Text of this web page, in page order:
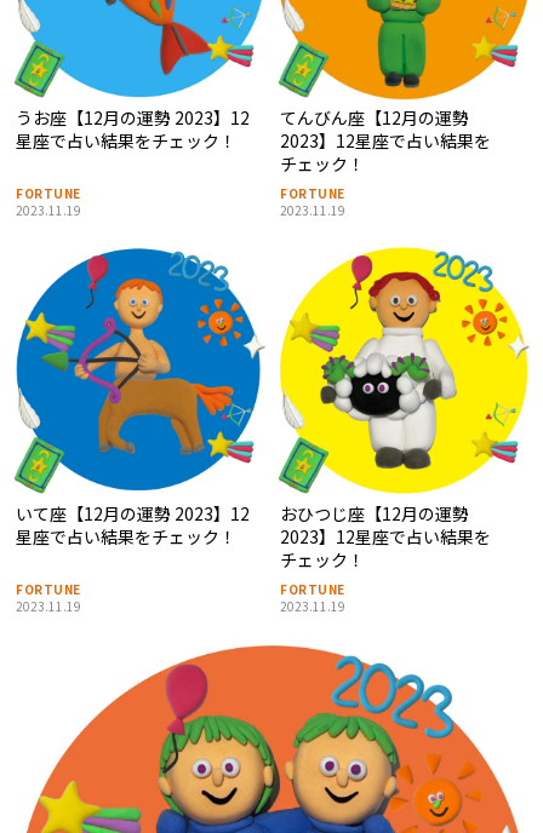
うお座【12月の運勢 2023】12
星座で占い結果をチェック！
FORTUNE
2023.11.19
てんびん座【12月の運勢
2023】12星座で占い結果を
チェック！
FORTUNE
2023.11.19
いて座【12月の運勢 2023】12
星座で占い結果をチェック！
FORTUNE
2023.11.19
おひつじ座【12月の運勢
2023】12星座で占い結果を
チェック！
FORTUNE
2023.11.19